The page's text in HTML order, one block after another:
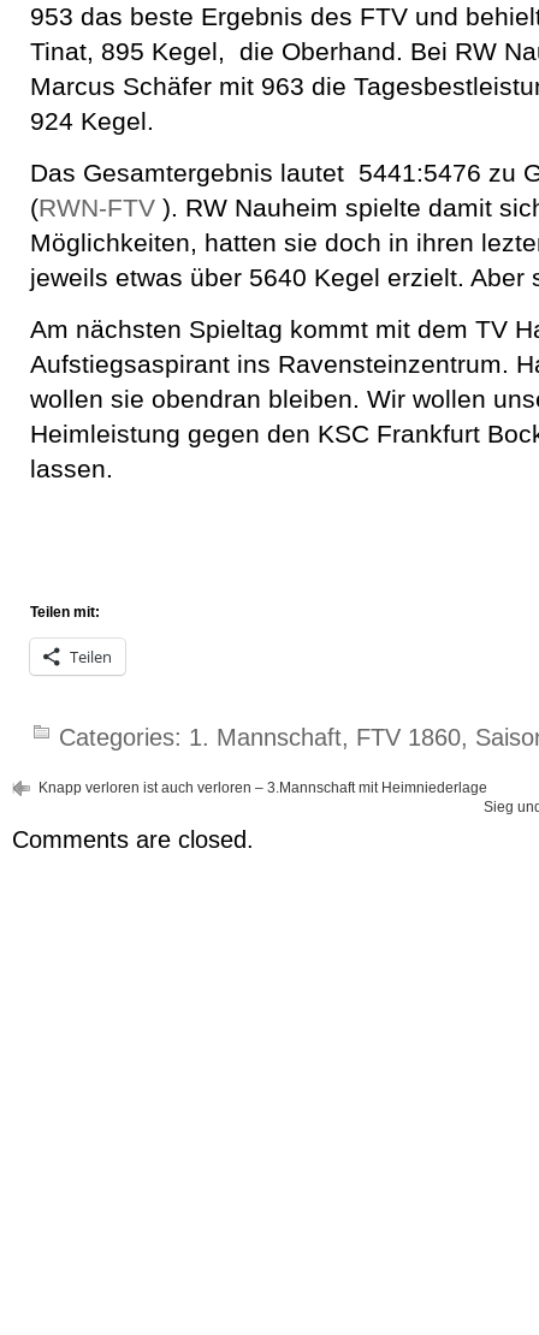
953 das beste Ergebnis des FTV und
Tinat, 895 Kegel, die Oberhand. Bei RW
Marcus Schäfer mit 963 die
924 Kegel.
Das Gesamtergebnis lautet 5441:5476 zu
(RWN-FTV ). RW Nauheim spielte damit
Möglichkeiten, hatten sie doch in ihren
jeweils etwas über 5640 Kegel erzielt. Aber
Am nächsten Spieltag kommt mit dem TV
Aufstiegsaspirant ins Ravensteinzentrum.
wollen sie obendran bleiben. Wir wollen
Heimleistung gegen den KSC Frankfurt
lassen.
Teilen mit:
Teilen
Categories: 1. Mannschaft, FTV 1860,
Knapp verloren ist auch verloren – 3.Mannschaft mit Heimniederlage
Sieg
Comments are closed.